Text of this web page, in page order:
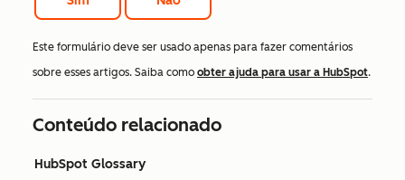
Este formulário deve ser usado apenas para fazer comentários
sobre esses artigos. Saiba como obter ajuda para usar a HubSpot.
Conteúdo relacionado
HubSpot Glossary